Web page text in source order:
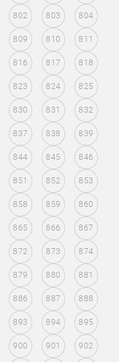
802 803 804
809 810 811
816 817 818
823 824 825
830 831 832
837 838 839
844 845 846
851 852 853
858 859 860
865 866 867
872 873 874
879 880 881
886 887 888
893 894 895
900 901 902